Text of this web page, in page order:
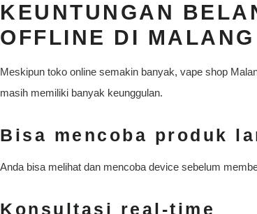
KEUNTUNGAN
OFFLINE DI MALANG
Meskipun toko online semakin banyak, vape shop
masih memiliki banyak keunggulan.
Bisa mencoba produk
Anda bisa melihat dan mencoba device sebelum
Konsultasi real-time